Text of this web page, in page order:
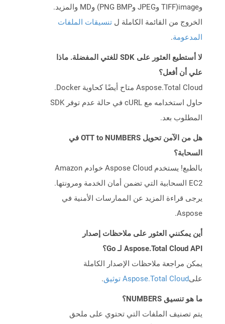
وimage(TIFF وJPEG وPNG BMP) وMD والمزيد.
الخروج من القائمة الكاملة ل تنسيقات الملفات
المدعومة.
لا أستطيع العثور على SDK للغتي المفضلة. ماذا
علي أن أفعل؟
Aspose.Total Cloud متاح أيضًا كحاوية Docker.
حاول استخدامه مع cURL في حالة عدم توفر SDK
المطلوب بعد.
هل من الآمن تحويل OTT to NUMBERS في
السحابة؟
بالطبع! يستخدم Aspose Cloud خوادم Amazon
EC2 السحابية التي تضمن أمان الخدمة ومرونتها.
يرجى قراءة المزيد عن الممارسات الأمنية في
Aspose.
أين يمكنني العثور على ملاحظات إصدار
Aspose.Total Cloud API لـ Go؟
يمكن مراجعة ملاحظات الإصدار الكاملة
علىAspose.Total Cloud توثيق .
ما هو تنسيق NUMBERS؟
يتم تصنيف الملفات التي تحتوي على ملحق